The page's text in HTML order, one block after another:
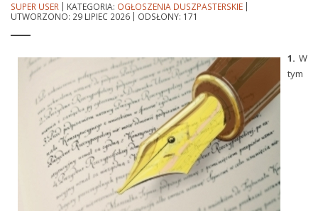
SUPER USER KATEGORIA: OGŁOSZENIA DUSZPASTERSKIE
UTWORZONO: 29 LIPIEC 2026
ODSŁONY: 171
1. W
tym